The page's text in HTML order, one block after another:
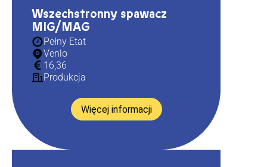
Wszechstronny spawacz
MIG/MAG
Pełny Etat
Venlo
16,36
Produkcja
Więcej informacji